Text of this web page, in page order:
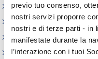
previo tuo consenso,
nostri servizi proporre
nostri e di terze parti - in
manifestate durante la
l’interazione con i tuoi
Appuntamenti
Outlook: il nuovo report del
Contesto macroeconomico
Scenari internazionali